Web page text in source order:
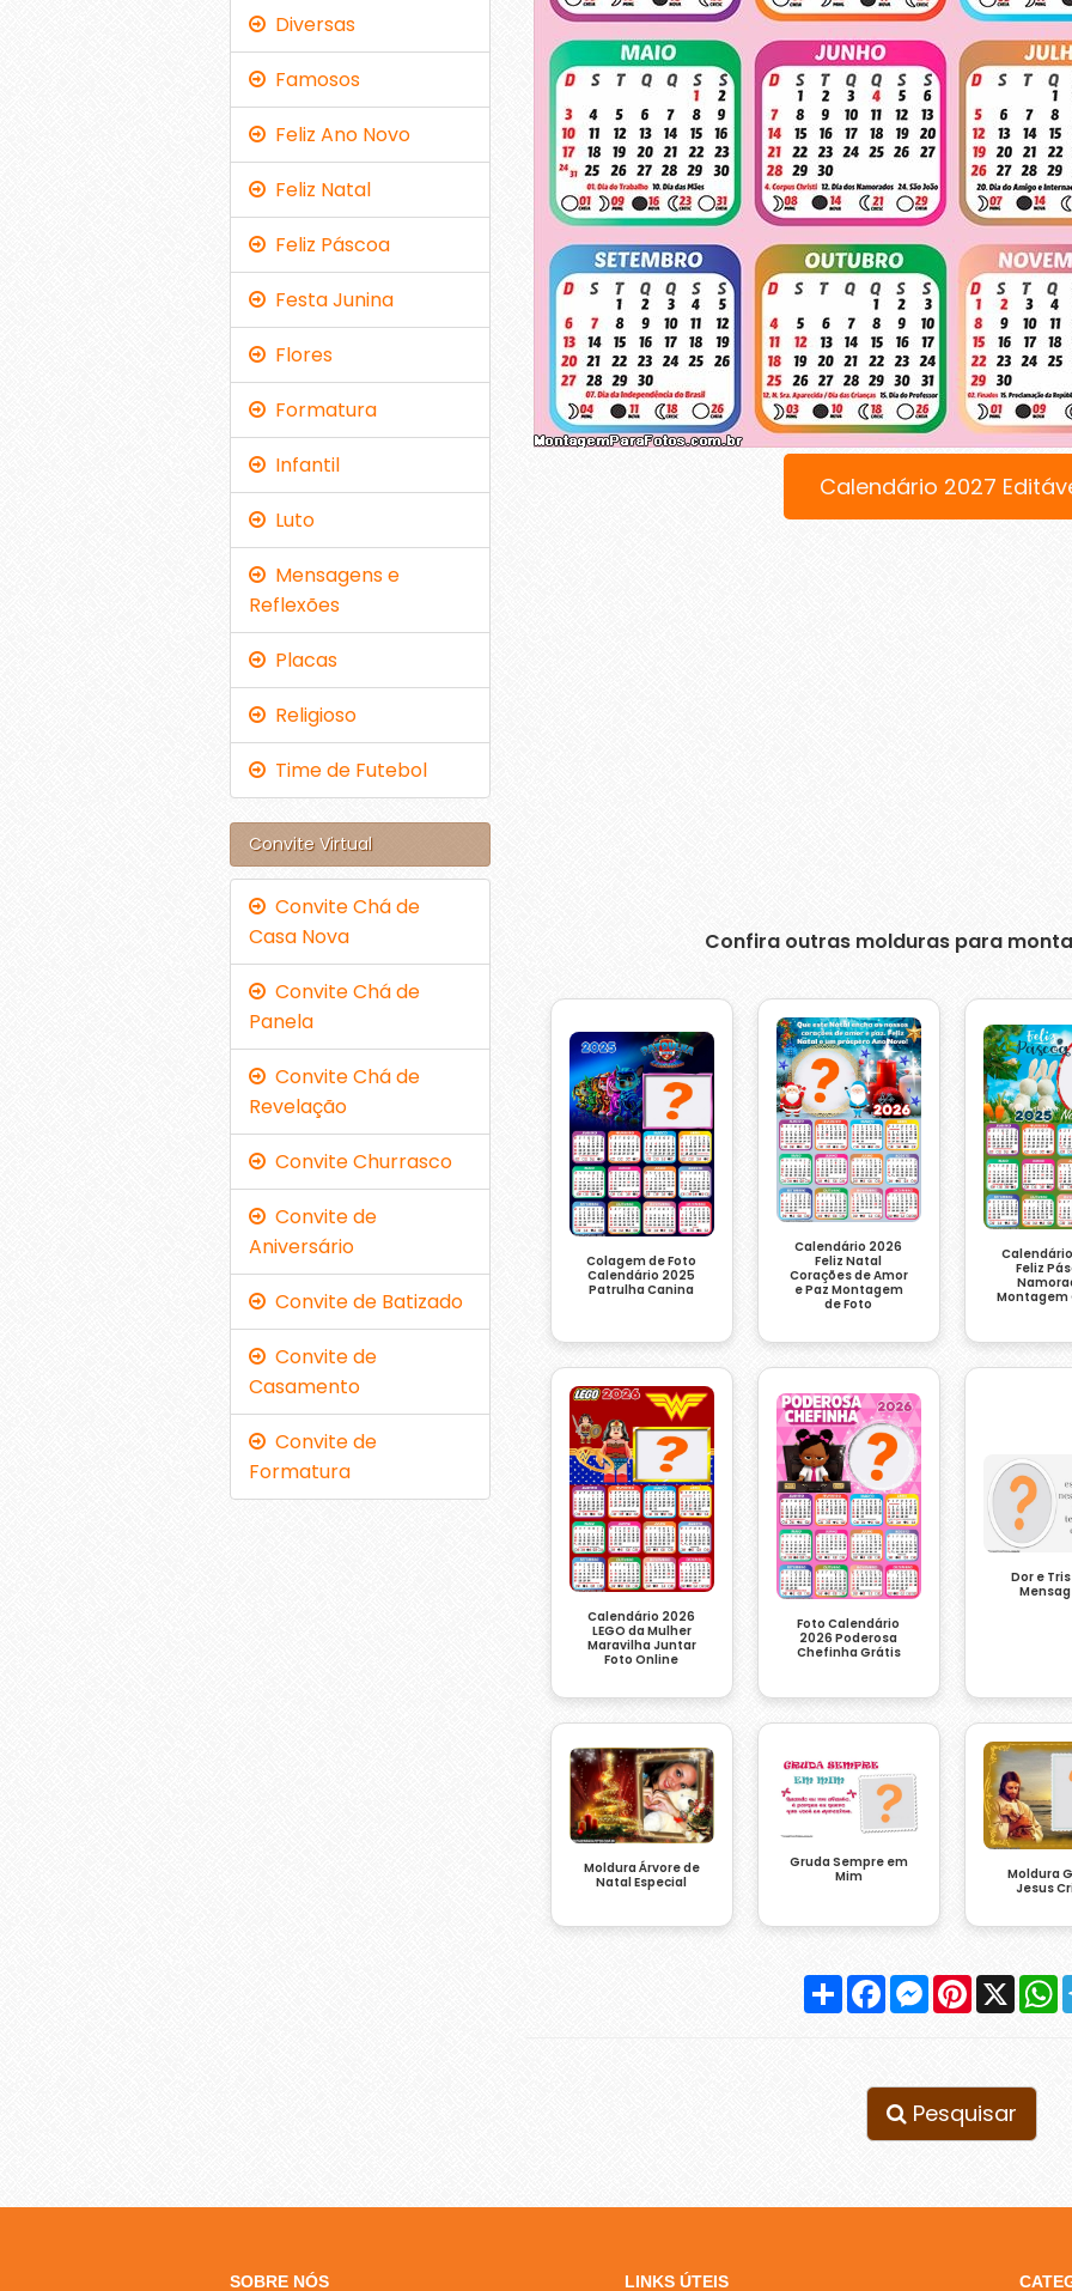
Calendário 2027
Confira outras molduras para
Colagem de Foto
Calendário 2025
Patrulha Canina
Calendário 2026
Feliz Natal
Corações de Amor
e Paz Montagem
de Foto
Feliz
Montagem
Calendário 2026
LEGO da Mulher
Maravilha Juntar
Foto Online
Foto Calendário
2026 Poderosa
Chefinha Grátis
Dor e
Moldura Árvore de
Natal Especial
Gruda Sempre em
Mim
Moldura
Jesus
Compartilhar
FacebookMessenger
Pinterest
X
Pesquisar
Diversas
Famosos
Feliz Ano Novo
Feliz Natal
Feliz Páscoa
Festa Junina
Flores
Formatura
Infantil
Luto
Mensagens e
Reflexões
Placas
Religioso
Time de Futebol
Convite Virtual
Convite Chá de
Casa Nova
Convite Chá de
Panela
Convite Chá de
Revelação
Convite Churrasco
Convite de
Aniversário
Convite de Batizado
Convite de
Casamento
Convite de
Formatura
SOBRE NÓS LINKS ÚTEIS